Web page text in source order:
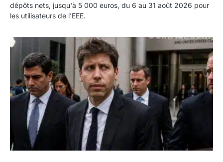
dépôts nets, jusqu'à 5 000 euros, du 6 au 31 août 2026 pour
les utilisateurs de l'EEE.
OpenAI demande le rejet de la plainte d’Apple et